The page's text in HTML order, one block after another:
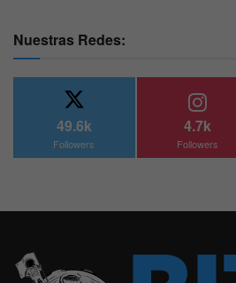
Nuestras Redes:
49.6k
Followers
4.7k
Followers